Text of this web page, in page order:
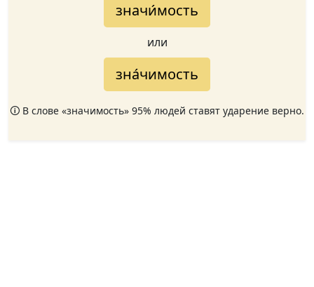
значи́мость
или
зна́чимость
🛈 В слове «значимость» 95% людей ставят ударение верно.